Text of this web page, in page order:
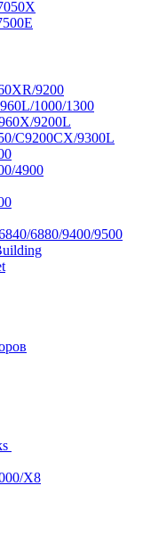
9200
1000/1300
9200L
C9200CX/9300L
4900
6880/9400/9500
X8